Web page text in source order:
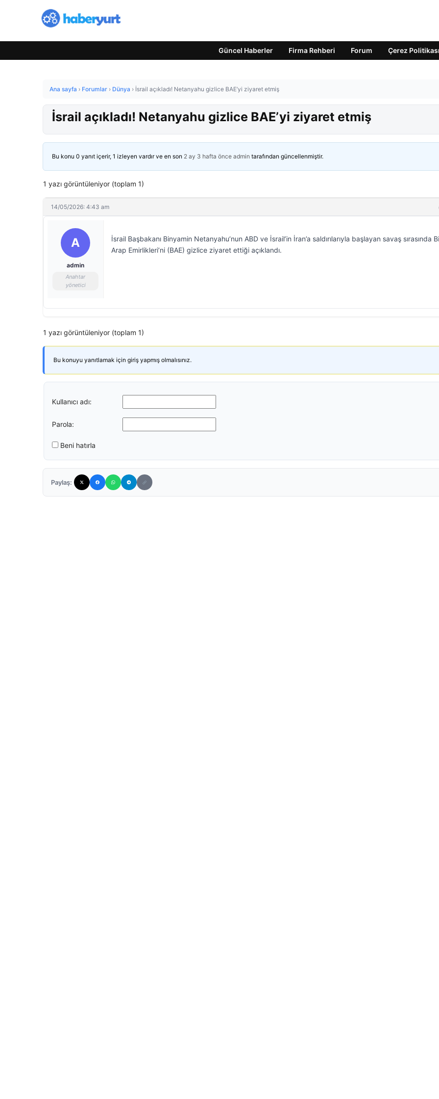
Güncel Haberler Firma Rehberi Forum Çerez Politikası
Ana sayfa › Forumlar › Dünya › İsrail açıkladı! Netanyahu gizlice BAE’yi ziyaret etmiş
İsrail açıkladı! Netanyahu gizlice BAE’yi ziyaret etmiş
Bu konu 0 yanıt içerir, 1 izleyen vardır ve en son 2 ay 3 hafta önce admin tarafından güncellenmiştir.
1 yazı görüntüleniyor (toplam 1)
14/05/2026: 4:43 am
A
admin
Anahtar
yönetici
İsrail Başbakanı Binyamin Netanyahu’nun ABD ve İsrail’in İran’a saldırılarıyla başlayan savaş sırasında
Arap Emirlikleri’ni (BAE) gizlice ziyaret ettiği açıklandı.
1 yazı görüntüleniyor (toplam 1)
Bu konuyu yanıtlamak için giriş yapmış olmalısınız.
Kullanıcı adı:
Parola:
Beni hatırla
Paylaş: